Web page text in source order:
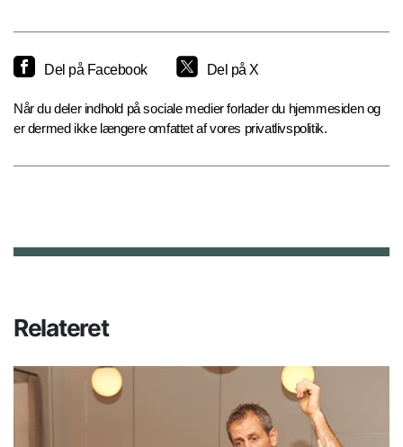
Del på Facebook Del på X
Når du deler indhold på sociale medier forlader du hjemmesiden og
er dermed ikke længere omfattet af vores privatlivspolitik.
Relateret